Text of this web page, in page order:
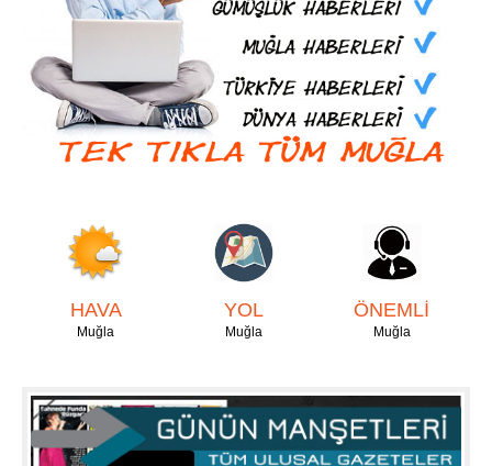
HAVA
Muğla
YOL
Muğla
ÖNEMLİ
Muğla